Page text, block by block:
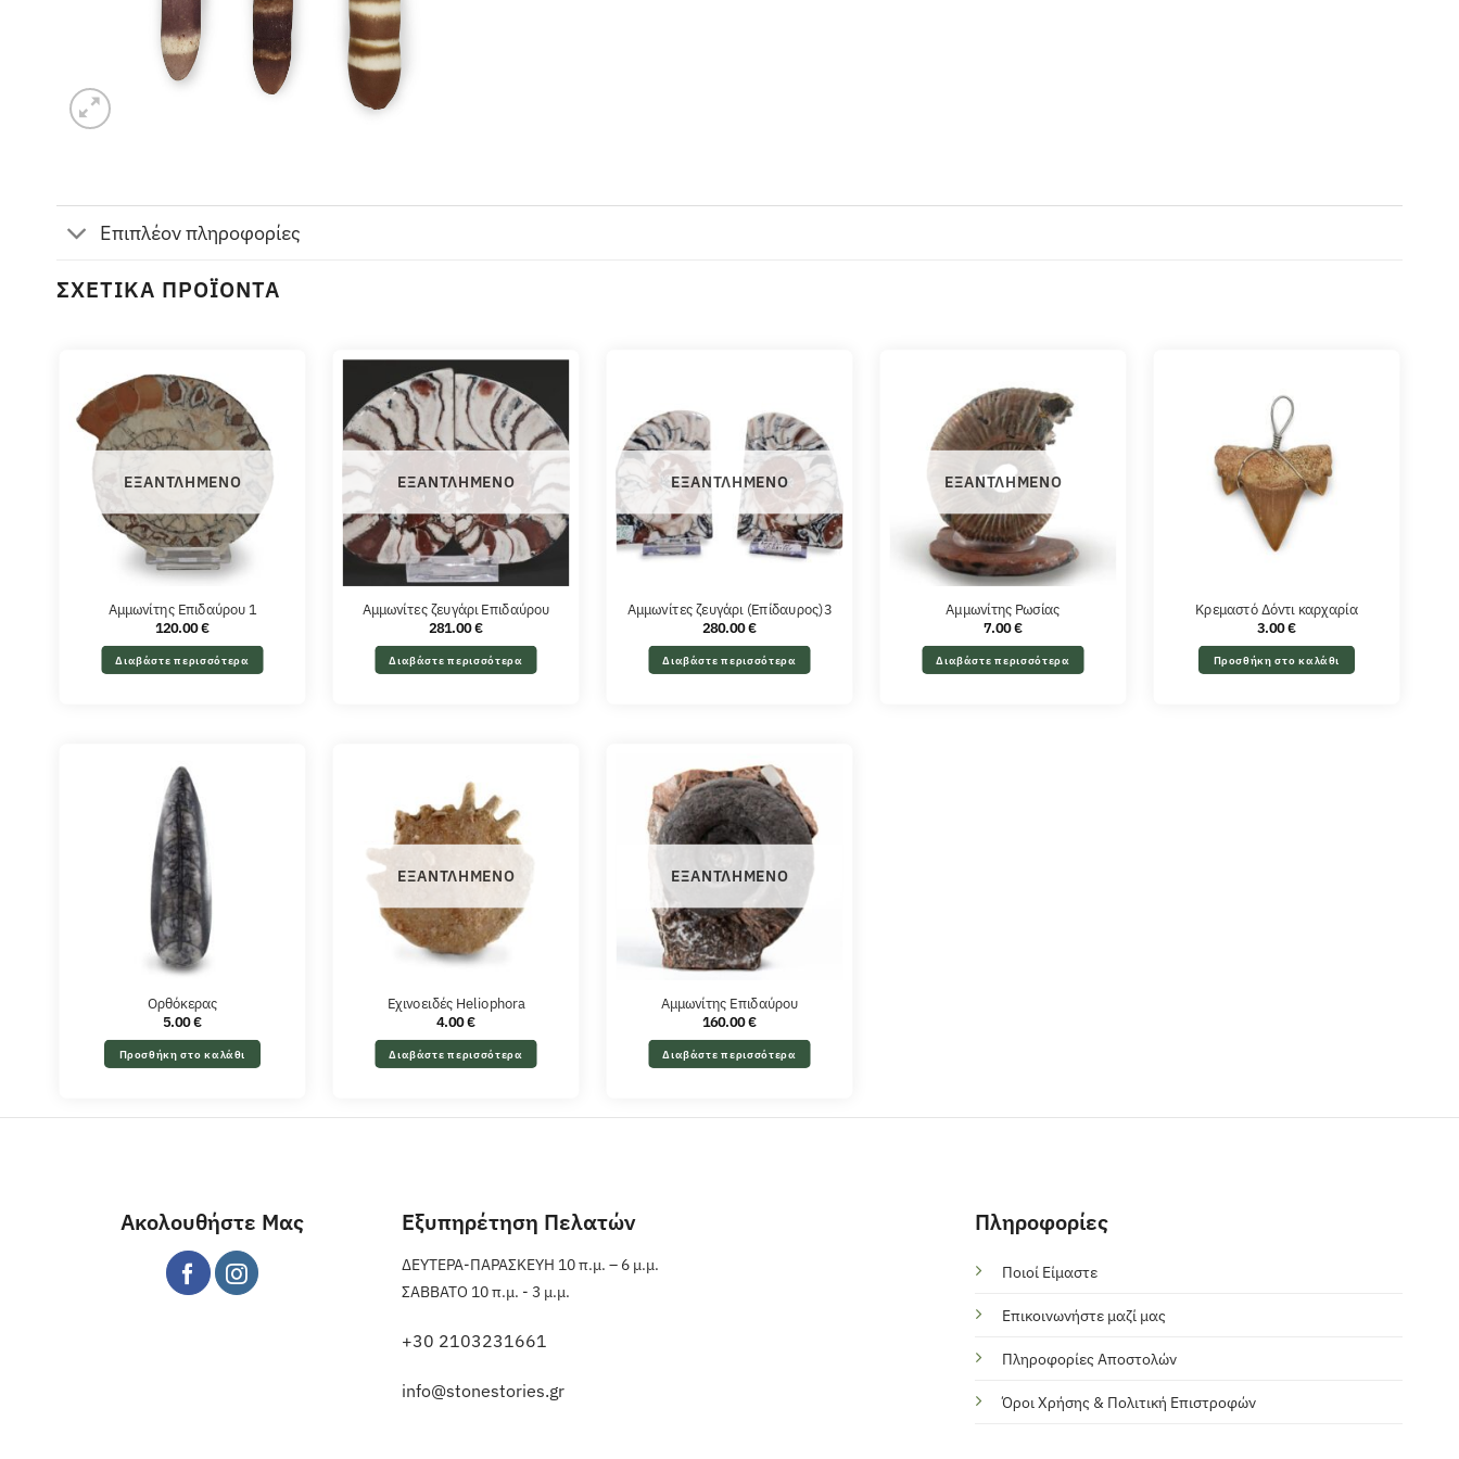
Επιπλέον πληροφορίες
ΣΧΕΤΙΚΆ ΠΡΟΪΌΝΤΑ
ΕΞΑΝΤΛΗΜΈΝΟ
Αμμωνίτης Επιδαύρου 1
120.00€
Διαβάστε περισσότερα
ΕΞΑΝΤΛΗΜΈΝΟ
Αμμωνίτες ζευγάρι Επιδαύρου
281.00€
Διαβάστε περισσότερα
ΕΞΑΝΤΛΗΜΈΝΟ
Αμμωνίτες ζευγάρι (Επίδαυρος)3
280.00€
Διαβάστε περισσότερα
ΕΞΑΝΤΛΗΜΈΝΟ
Αμμωνίτης Ρωσίας
7.00€
Διαβάστε περισσότερα
Κρεμαστό Δόντι καρχαρία
3.00€
Προσθήκη στο καλάθι
Ορθόκερας
5.00€
Προσθήκη στο καλάθι
ΕΞΑΝΤΛΗΜΈΝΟ
Εχινοειδές Heliophora
4.00€
Διαβάστε περισσότερα
ΕΞΑΝΤΛΗΜΈΝΟ
Αμμωνίτης Επιδαύρου
160.00€
Διαβάστε περισσότερα
Ακολουθήστε Μας Εξυπηρέτηση Πελατών
ΔΕΥΤΕΡΑ-ΠΑΡΑΣΚΕΥΗ 10 π.μ. – 6 μ.μ.
ΣΑΒΒΑΤΟ 10 π.μ. - 3 μ.μ.
+30 2103231661
info@stonestories.gr
Πληροφορίες
Ποιοί Είμαστε
Επικοινωνήστε μαζί μας
Πληροφορίες Αποστολών
Όροι Χρήσης & Πολιτική Επιστροφών